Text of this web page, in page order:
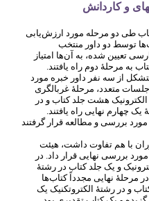
و کاردانش
یابی
ها توسط دو داور منتخب
تعیین شده، به آنها امتیاز
از سه نفر داور خبره مورد
متعدد، مرحلۀ غربالگری
هشت جلد کتاب و در
چهارم نهایی راه یافتند.
مورد بررسی و مطالعه قرار گرفتند
با هم تفاوت داشت، هیئت
مورد بررسی نهایی قرار داد. در
و یک جلد کتاب در رشتۀ
در مرحلۀ نهایی مجدداً کتابها
و در رشتۀ الکتروتکنیک یک